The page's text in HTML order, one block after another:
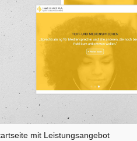
mit Leistungsangebot